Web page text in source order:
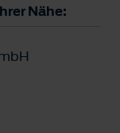
Nähe: